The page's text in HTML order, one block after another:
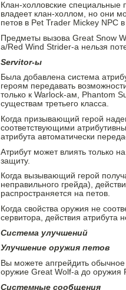
Клан-холловские специальные
владеет клан-холлом, но они
петов в Pet Trader Mickey NPC
Предметы вызова Great Snow
a/Red Wind Strider-a нельзя
Servitor-ы
Была добавлена система
героям передавать
только к Warlock-ам, Phantom
существам третьего класса.
Когда призывающий герой
соответствующими
атрибута автоматически
Атрибут может влиять только
защиту.
Когда вызывающий герой
неправильного грейда),
распространяется на петов.
Когда свойства оружия не
сервитора, действия атрибута
Система улучшений
Улучшение оружия петов
Вы можете апгрейдить
оружие Great Wolf-а до оружия
Системные сообщения